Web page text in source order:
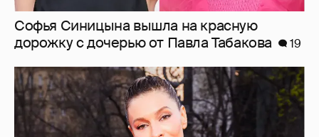
Софья Синицына вышла на красную
дорожку с дочерью от Павла Табакова
19